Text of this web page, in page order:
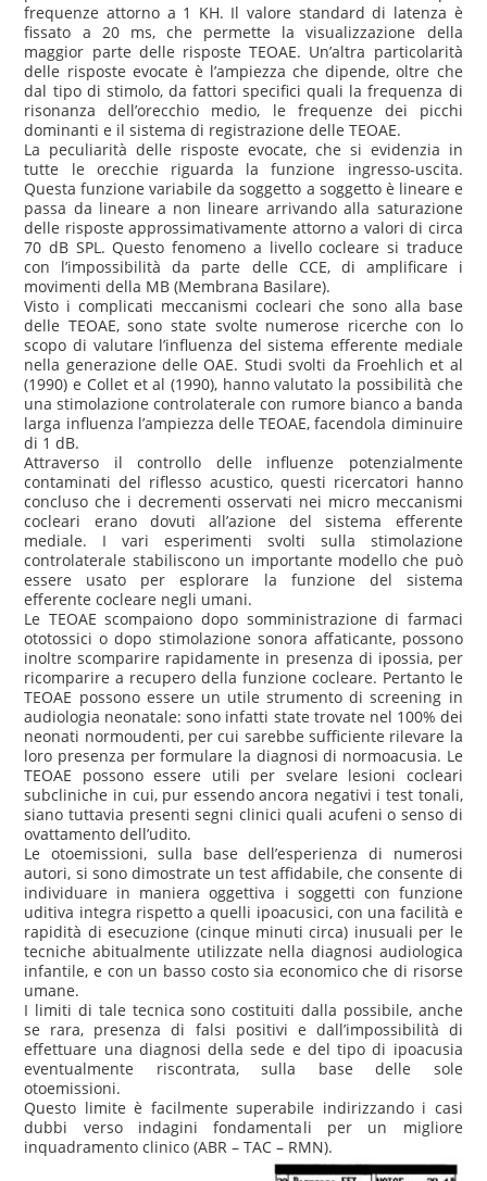
frequenze attorno a 1 KH. Il valore standard di latenza è
fissato a 20 ms, che permette la visualizzazione della
maggior parte delle risposte TEOAE. Un’altra particolarità
delle risposte evocate è l’ampiezza che dipende, oltre che
dal tipo di stimolo, da fattori specifici quali la frequenza di
risonanza dell’orecchio medio, le frequenze dei picchi
dominanti e il sistema di registrazione delle TEOAE.
La peculiarità delle risposte evocate, che si evidenzia in
tutte le orecchie riguarda la funzione ingresso-uscita.
Questa funzione variabile da soggetto a soggetto è lineare e
passa da lineare a non lineare arrivando alla saturazione
delle risposte approssimativamente attorno a valori di circa
70 dB SPL. Questo fenomeno a livello cocleare si traduce
con l’impossibilità da parte delle CCE, di amplificare i
movimenti della MB (Membrana Basilare).
Visto i complicati meccanismi cocleari che sono alla base
delle TEOAE, sono state svolte numerose ricerche con lo
scopo di valutare l’influenza del sistema efferente mediale
nella generazione delle OAE. Studi svolti da Froehlich et al
(1990) e Collet et al (1990), hanno valutato la possibilità che
una stimolazione controlaterale con rumore bianco a banda
larga influenza l’ampiezza delle TEOAE, facendola diminuire
di 1 dB.
Attraverso il controllo delle influenze potenzialmente
contaminati del riflesso acustico, questi ricercatori hanno
concluso che i decrementi osservati nei micro meccanismi
cocleari erano dovuti all’azione del sistema efferente
mediale. I vari esperimenti svolti sulla stimolazione
controlaterale stabiliscono un importante modello che può
essere usato per esplorare la funzione del sistema
efferente cocleare negli umani.
Le TEOAE scompaiono dopo somministrazione di farmaci
ototossici o dopo stimolazione sonora affaticante, possono
inoltre scomparire rapidamente in presenza di ipossia, per
ricomparire a recupero della funzione cocleare. Pertanto le
TEOAE possono essere un utile strumento di screening in
audiologia neonatale: sono infatti state trovate nel 100% dei
neonati normoudenti, per cui sarebbe sufficiente rilevare la
loro presenza per formulare la diagnosi di normoacusia. Le
TEOAE possono essere utili per svelare lesioni cocleari
subcliniche in cui, pur essendo ancora negativi i test tonali,
siano tuttavia presenti segni clinici quali acufeni o senso di
ovattamento dell’udito.
Le otoemissioni, sulla base dell’esperienza di numerosi
autori, si sono dimostrate un test affidabile, che consente di
individuare in maniera oggettiva i soggetti con funzione
uditiva integra rispetto a quelli ipoacusici, con una facilità e
rapidità di esecuzione (cinque minuti circa) inusuali per le
tecniche abitualmente utilizzate nella diagnosi audiologica
infantile, e con un basso costo sia economico che di risorse
umane.
I limiti di tale tecnica sono costituiti dalla possibile, anche
se rara, presenza di falsi positivi e dall’impossibilità di
effettuare una diagnosi della sede e del tipo di ipoacusia
eventualmente riscontrata, sulla base delle sole
otoemissioni.
Questo limite è facilmente superabile indirizzando i casi
dubbi verso indagini fondamentali per un migliore
inquadramento clinico (ABR – TAC – RMN).